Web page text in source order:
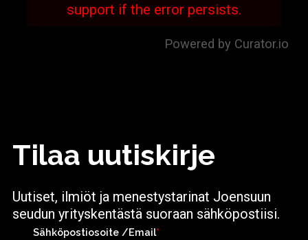
support if the error persists.
Powered by Curator.io
Tilaa uutiskirje
Uutiset, ilmiöt ja menestystarinat Joensuun
seudun yrityskentästä suoraan sähköpostiisi.
Sähköpostiosoite /Email*